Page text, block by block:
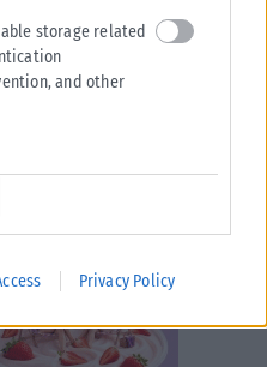
storage related
and other
Privacy Policy